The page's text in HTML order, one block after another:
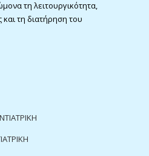
τη λειτουργικότητα,
τη διατήρηση του